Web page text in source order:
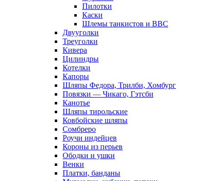
Пилотки
Каски
Шлемы танкистов и ВВС
Двууголки
Треуголки
Кивера
Цилиндры
Котелки
Капоры
Шляпы Федора, Трилби, Хомбург
Повязки — Чикаго, Гэтсби
Канотье
Шляпы тирольские
Ковбойские шляпы
Сомбреро
Роучи индейцев
Короны из перьев
Ободки и ушки
Венки
Платки, банданы